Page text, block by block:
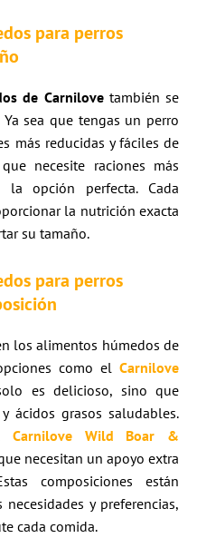
para perros
de Carnilovetambién se
sea que tengas un perro
más reducidas y fáciles de
necesite raciones más
la opción perfecta. Cada
la nutrición exacta
su tamaño.
para perros
los alimentos húmedos de
como el Carnilove
es delicioso, sino que
ácidos grasos saludables.
Carnilove Wild Boar &
necesitan un apoyo extra
composiciones están
y preferencias,
cada comida.